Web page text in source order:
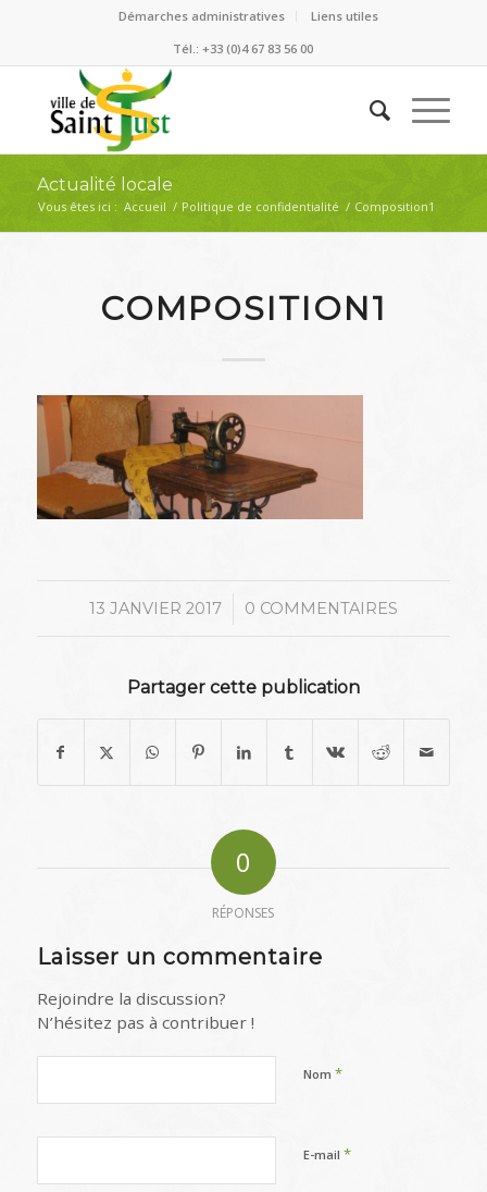
Démarches administratives
Liens utiles
Tél.: +33 (0)4 67 83 56 00
Actualité locale
Vous êtes ici : Accueil / Politique de confidentialité / Composition1
COMPOSITION1
13 JANVIER 2017
/ 0 COMMENTAIRES
Partager cette publication
0
RÉPONSES
Laisser un commentaire
Rejoindre la discussion?
N’hésitez pas à contribuer !
Nom *
E-mail *